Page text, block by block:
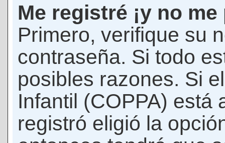
Me registré ¡y no
Primero, verifique su
contraseña. Si todo
posibles razones. Si
Infantil (COPPA) está
registró eligió la